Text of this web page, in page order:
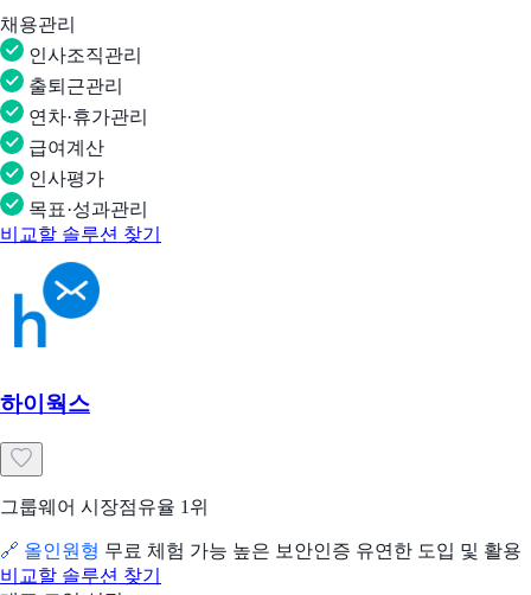
채용관리
인사조직관리
출퇴근관리
연차·휴가관리
급여계산
인사평가
목표·성과관리
비교할 솔루션 찾기
하이웍스
그룹웨어 시장점유율 1위
🔗 올인원형 무료 체험 가능 높은 보안인증 유연한 도입 및 활용
비교할 솔루션 찾기